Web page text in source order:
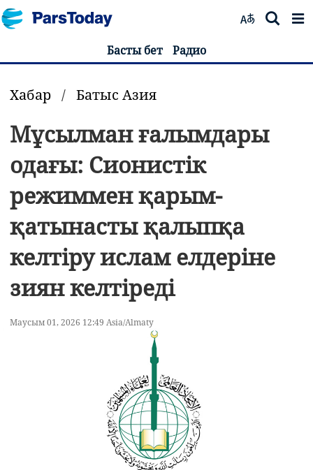
Басты бет Радио
Хабар / Батыс Азия
Мұсылман ғалымдары
одағы: Сионистік
режиммен қарым-
қатынасты қалыпқа
келтіру ислам елдеріне
зиян келтіреді
Маусым 01, 2026 12:49 Asia/Almaty